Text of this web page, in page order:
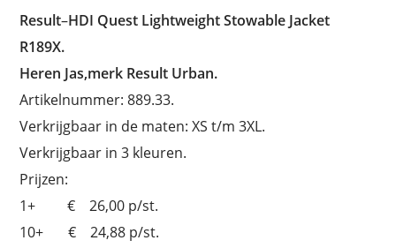
Result–HDI Quest Lightweight Stowable Jacket
R189X.
Heren Jas,merk Result Urban.
Artikelnummer: 889.33.
Verkrijgbaar in de maten: XS t/m 3XL.
Verkrijgbaar in 3 kleuren.
Prijzen:
1+ € 26,00 p/st.
10+ € 24,88 p/st.